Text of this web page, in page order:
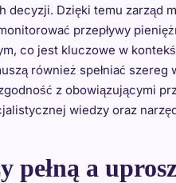
Dzięki temu zarząd
przepływy
co jest kluczowe w
również spełniać
z obowiązującymi
wiedzy oraz
pełną a